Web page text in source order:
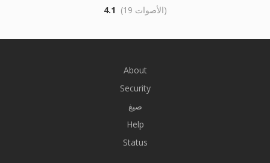
4.1 (19 الأصوات)
About
Security
صيغ
Help
Status